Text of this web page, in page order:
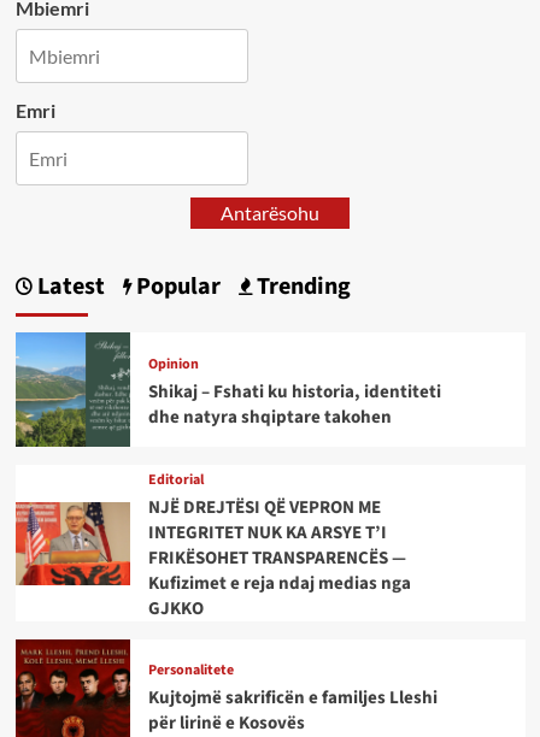
Mbiemri
Emri
Antarësohu
Latest Popular Trending
Opinion
Shikaj – Fshati ku historia, identiteti
dhe natyra shqiptare takohen
Editorial
NJË DREJTËSI QË VEPRON ME
INTEGRITET NUK KA ARSYE T’I
FRIKËSOHET TRANSPARENCËS —
Kufizimet e reja ndaj medias nga
GJKKO
Personalitete
Kujtojmë sakrificën e familjes Lleshi
për lirinë e Kosovës